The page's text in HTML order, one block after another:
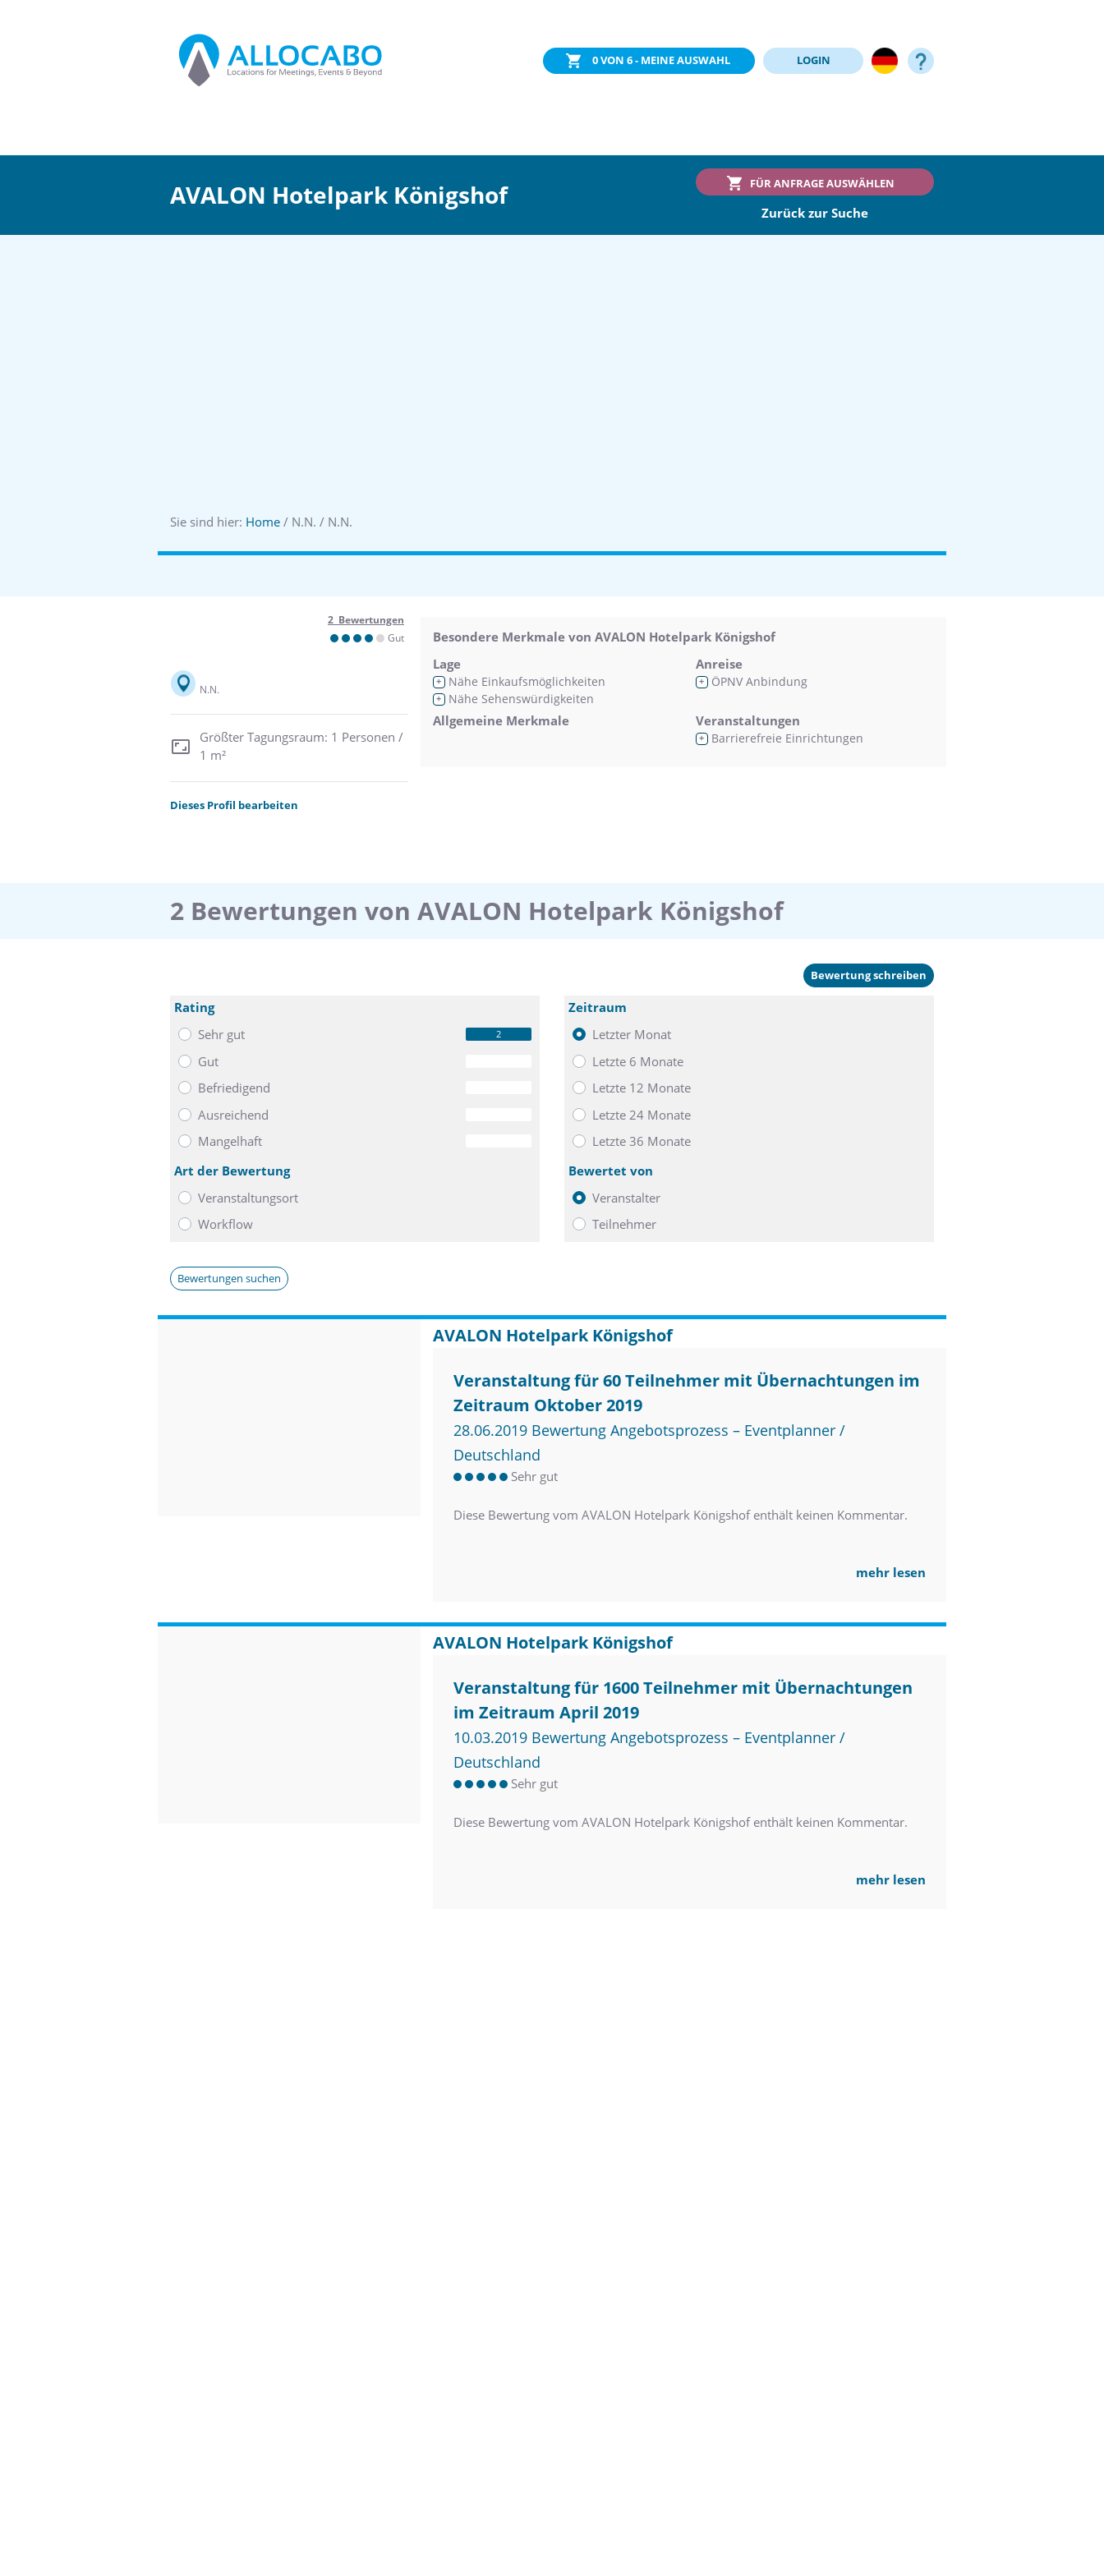
0VON 6 - MEINE AUSWAHL LOGIN
AVALON Hotelpark Königshof FÜR ANFRAGE AUSWÄHLEN
Zurück zur Suche
Sie sind hier: Home / N.N. / N.N.
2 Bewertungen
Gut
N.N.
Größter Tagungsraum: 1 Personen /
1 m²
Dieses Profil bearbeiten
Besondere Merkmale von AVALON Hotelpark Königshof
Lage
+ Nähe Einkaufsmöglichkeiten
+ Nähe Sehenswürdigkeiten
Anreise
+ ÖPNV Anbindung
Allgemeine Merkmale Veranstaltungen
+ Barrierefreie Einrichtungen
2 Bewertungen von AVALON Hotelpark Königshof
Bewertung schreiben
Rating
Sehr gut
2
Gut
Befriedigend
Ausreichend
Mangelhaft
Zeitraum
Letzter Monat
Letzte 6 Monate
Letzte 12 Monate
Letzte 24 Monate
Letzte 36 Monate
Art der Bewertung
Veranstaltungsort
Workflow
Bewertet von
Veranstalter
Teilnehmer
Bewertungen suchen
AVALON Hotelpark Königshof
Veranstaltung für 60 Teilnehmer mit Übernachtungen im
Zeitraum Oktober 2019
28.06.2019 Bewertung Angebotsprozess – Eventplanner /
Deutschland
Sehr gut
Diese Bewertung vom AVALON Hotelpark Königshof enthält keinen Kommentar.
mehr lesen
AVALON Hotelpark Königshof
Veranstaltung für 1600 Teilnehmer mit Übernachtungen
im Zeitraum April 2019
10.03.2019 Bewertung Angebotsprozess – Eventplanner /
Deutschland
Sehr gut
Diese Bewertung vom AVALON Hotelpark Königshof enthält keinen Kommentar.
mehr lesen